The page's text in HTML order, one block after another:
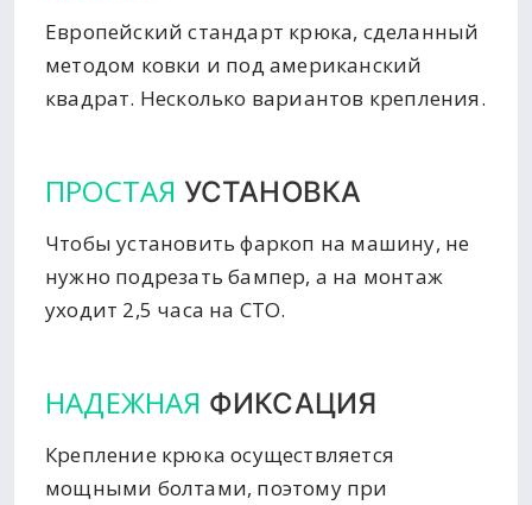
Европейский стандарт крюка, сделанный
методом ковки и под американский
квадрат. Несколько вариантов крепления.
ПРОСТАЯ УСТАНОВКА
Чтобы установить фаркоп на машину, не
нужно подрезать бампер, а на монтаж
уходит 2,5 часа на СТО.
НАДЕЖНАЯ ФИКСАЦИЯ
Крепление крюка осуществляется
мощными болтами, поэтому при